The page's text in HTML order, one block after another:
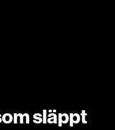
släppt